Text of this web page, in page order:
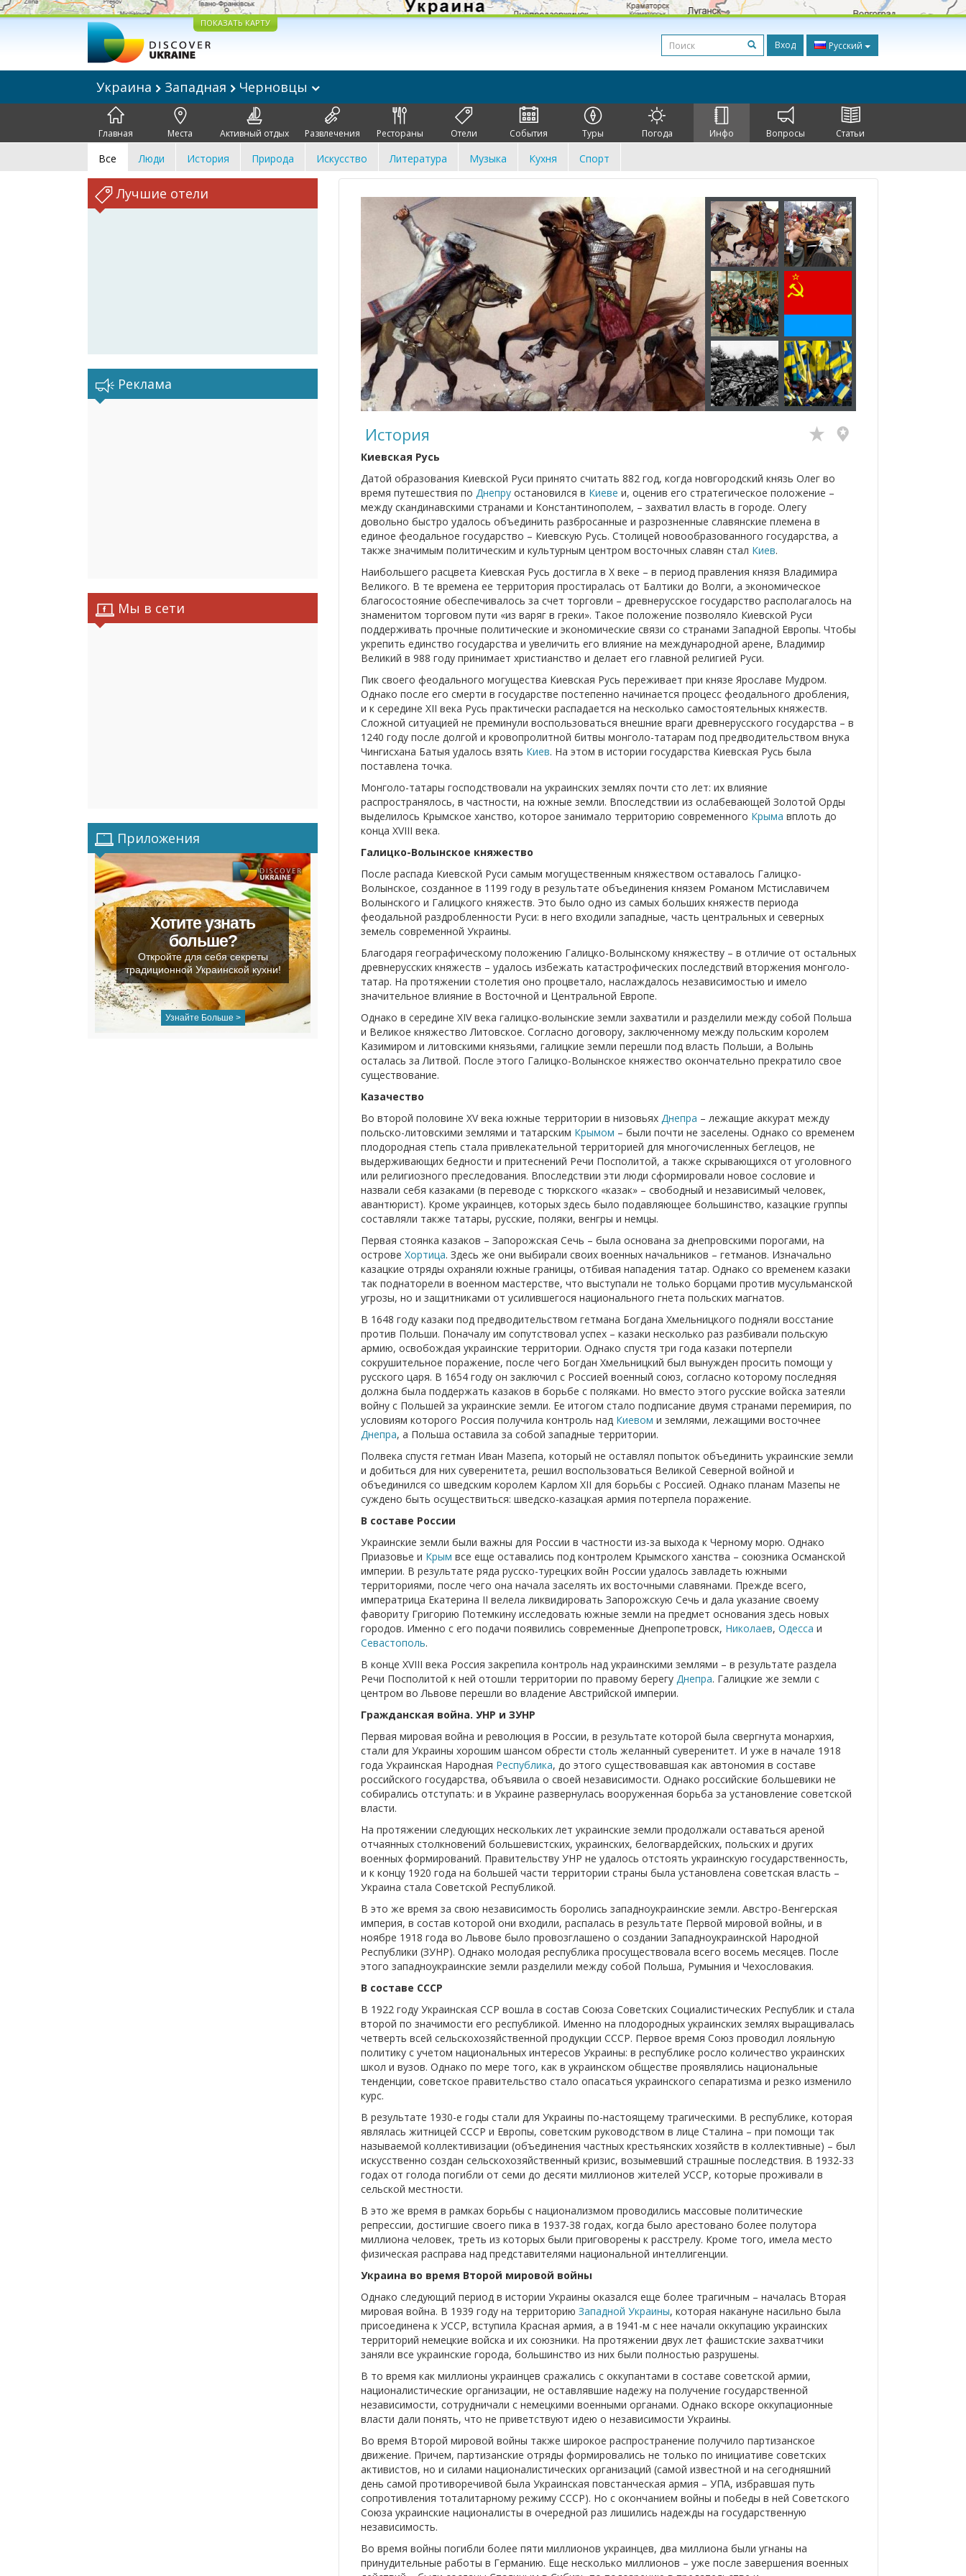
ПОКАЗАТЬ КАРТУ
Вход Русский
Украина Западная Черновцы
Главная Места Активный отдых Развлечения Рестораны Отели События Туры Погода Инфо Вопросы Статьи
Все Люди История Природа Искусство Литература Музыка Кухня Спорт
Лучшие отели
Реклама
Мы в сети
Приложения
Хотите узнать
больше?
Откройте для себя секреты
традиционной Украинской кухни!
Узнайте Больше >
История
Киевская Русь
Датой образования Киевской Руси принято считать 882 год, когда новгородский князь Олег во
время путешествия по Днепру остановился в Киеве и, оценив его стратегическое положение –
между скандинавскими странами и Константинополем, – захватил власть в городе. Олегу
довольно быстро удалось объединить разбросанные и разрозненные славянские племена в
единое феодальное государство – Киевскую Русь. Столицей новообразованного государства, а
также значимым политическим и культурным центром восточных славян стал Киев.
Наибольшего расцвета Киевская Русь достигла в Х веке – в период правления князя Владимира
Великого. В те времена ее территория простиралась от Балтики до Волги, а экономическое
благосостояние обеспечивалось за счет торговли – древнерусское государство располагалось на
знаменитом торговом пути «из варяг в греки». Такое положение позволяло Киевской Руси
поддерживать прочные политические и экономические связи со странами Западной Европы. Чтобы
укрепить единство государства и увеличить его влияние на международной арене, Владимир
Великий в 988 году принимает христианство и делает его главной религией Руси.
Пик своего феодального могущества Киевская Русь переживает при князе Ярославе Мудром.
Однако после его смерти в государстве постепенно начинается процесс феодального дробления,
и к середине XII века Русь практически распадается на несколько самостоятельных княжеств.
Сложной ситуацией не преминули воспользоваться внешние враги древнерусского государства – в
1240 году после долгой и кровопролитной битвы монголо-татарам под предводительством внука
Чингисхана Батыя удалось взять Киев. На этом в истории государства Киевская Русь была
поставлена точка.
Монголо-татары господствовали на украинских землях почти сто лет: их влияние
распространялось, в частности, на южные земли. Впоследствии из ослабевающей Золотой Орды
выделилось Крымское ханство, которое занимало территорию современного Крыма вплоть до
конца XVIII века.
Галицко-Волынское княжество
После распада Киевской Руси самым могущественным княжеством оставалось Галицко-
Волынское, созданное в 1199 году в результате объединения князем Романом Мстиславичем
Волынского и Галицкого княжеств. Это было одно из самых больших княжеств периода
феодальной раздробленности Руси: в него входили западные, часть центральных и северных
земель современной Украины.
Благодаря географическому положению Галицко-Волынскому княжеству – в отличие от остальных
древнерусских княжеств – удалось избежать катастрофических последствий вторжения монголо-
татар. На протяжении столетия оно процветало, наслаждалось независимостью и имело
значительное влияние в Восточной и Центральной Европе.
Однако в середине XIV века галицко-волынские земли захватили и разделили между собой Польша
и Великое княжество Литовское. Согласно договору, заключенному между польским королем
Казимиром и литовскими князьями, галицкие земли перешли под власть Польши, а Волынь
осталась за Литвой. После этого Галицко-Волынское княжество окончательно прекратило свое
существование.
Казачество
Во второй половине XV века южные территории в низовьях Днепра – лежащие аккурат между
польско-литовскими землями и татарским Крымом – были почти не заселены. Однако со временем
плодородная степь стала привлекательной территорией для многочисленных беглецов, не
выдерживающих бедности и притеснений Речи Посполитой, а также скрывающихся от уголовного
или религиозного преследования. Впоследствии эти люди сформировали новое сословие и
назвали себя казаками (в переводе с тюркского «казак» – свободный и независимый человек,
авантюрист). Кроме украинцев, которых здесь было подавляющее большинство, казацкие группы
составляли также татары, русские, поляки, венгры и немцы.
Первая стоянка казаков – Запорожская Сечь – была основана за днепровскими порогами, на
острове Хортица. Здесь же они выбирали своих военных начальников – гетманов. Изначально
казацкие отряды охраняли южные границы, отбивая нападения татар. Однако со временем казаки
так поднаторели в военном мастерстве, что выступали не только борцами против мусульманской
угрозы, но и защитниками от усилившегося национального гнета польских магнатов.
В 1648 году казаки под предводительством гетмана Богдана Хмельницкого подняли восстание
против Польши. Поначалу им сопутствовал успех – казаки несколько раз разбивали польскую
армию, освобождая украинские территории. Однако спустя три года казаки потерпели
сокрушительное поражение, после чего Богдан Хмельницкий был вынужден просить помощи у
русского царя. В 1654 году он заключил с Россией военный союз, согласно которому последняя
должна была поддержать казаков в борьбе с поляками. Но вместо этого русские войска затеяли
войну с Польшей за украинские земли. Ее итогом стало подписание двумя странами перемирия, по
условиям которого Россия получила контроль над Киевом и землями, лежащими восточнее
Днепра, а Польша оставила за собой западные территории.
Полвека спустя гетман Иван Мазепа, который не оставлял попыток объединить украинские земли
и добиться для них суверенитета, решил воспользоваться Великой Северной войной и
объединился со шведским королем Карлом XII для борьбы с Россией. Однако планам Мазепы не
суждено быть осуществиться: шведско-казацкая армия потерпела поражение.
В составе России
Украинские земли были важны для России в частности из-за выхода к Черному морю. Однако
Приазовье и Крым все еще оставались под контролем Крымского ханства – союзника Османской
империи. В результате ряда русско-турецких войн России удалось завладеть южными
территориями, после чего она начала заселять их восточными славянами. Прежде всего,
императрица Екатерина II велела ликвидировать Запорожскую Сечь и дала указание своему
фавориту Григорию Потемкину исследовать южные земли на предмет основания здесь новых
городов. Именно с его подачи появились современные Днепропетровск, Николаев, Одесса и
Севастополь.
В конце XVIII века Россия закрепила контроль над украинскими землями – в результате раздела
Речи Посполитой к ней отошли территории по правому берегу Днепра. Галицкие же земли с
центром во Львове перешли во владение Австрийской империи.
Гражданская война. УНР и ЗУНР
Первая мировая война и революция в России, в результате которой была свергнута монархия,
стали для Украины хорошим шансом обрести столь желанный суверенитет. И уже в начале 1918
года Украинская Народная Республика, до этого существовавшая как автономия в составе
российского государства, объявила о своей независимости. Однако российские большевики не
собирались отступать: и в Украине развернулась вооруженная борьба за установление советской
власти.
На протяжении следующих нескольких лет украинские земли продолжали оставаться ареной
отчаянных столкновений большевистских, украинских, белогвардейских, польских и других
военных формирований. Правительству УНР не удалось отстоять украинскую государственность,
и к концу 1920 года на большей части территории страны была установлена советская власть –
Украина стала Советской Республикой.
В это же время за свою независимость боролись западноукраинские земли. Австро-Венгерская
империя, в состав которой они входили, распалась в результате Первой мировой войны, и в
ноябре 1918 года во Львове было провозглашено о создании Западноукраинской Народной
Республики (ЗУНР). Однако молодая республика просуществовала всего восемь месяцев. После
этого западноукраинские земли разделили между собой Польша, Румыния и Чехословакия.
В составе СССР
В 1922 году Украинская ССР вошла в состав Союза Советских Социалистических Республик и стала
второй по значимости его республикой. Именно на плодородных украинских землях выращивалась
четверть всей сельскохозяйственной продукции СССР. Первое время Союз проводил лояльную
политику с учетом национальных интересов Украины: в республике росло количество украинских
школ и вузов. Однако по мере того, как в украинском обществе проявлялись национальные
тенденции, советское правительство стало опасаться украинского сепаратизма и резко изменило
курс.
В результате 1930-е годы стали для Украины по-настоящему трагическими. В республике, которая
являлась житницей СССР и Европы, советским руководством в лице Сталина – при помощи так
называемой коллективизации (объединения частных крестьянских хозяйств в коллективные) – был
искусственно создан сельскохозяйственный кризис, возымевший страшные последствия. В 1932-33
годах от голода погибли от семи до десяти миллионов жителей УССР, которые проживали в
сельской местности.
В это же время в рамках борьбы с национализмом проводились массовые политические
репрессии, достигшие своего пика в 1937-38 годах, когда было арестовано более полутора
миллиона человек, треть из которых были приговорены к расстрелу. Кроме того, имела место
физическая расправа над представителями национальной интеллигенции.
Украина во время Второй мировой войны
Однако следующий период в истории Украины оказался еще более трагичным – началась Вторая
мировая война. В 1939 году на территорию Западной Украины, которая накануне насильно была
присоединена к УССР, вступила Красная армия, а в 1941-м с нее начали оккупацию украинских
территорий немецкие войска и их союзники. На протяжении двух лет фашистские захватчики
заняли все украинские города, большинство из них были полностью разрушены.
В то время как миллионы украинцев сражались с оккупантами в составе советской армии,
националистические организации, не оставлявшие надежу на получение государственной
независимости, сотрудничали с немецкими военными органами. Однако вскоре оккупационные
власти дали понять, что не приветствуют идею о независимости Украины.
Во время Второй мировой войны также широкое распространение получило партизанское
движение. Причем, партизанские отряды формировались не только по инициативе советских
активистов, но и силами националистических организаций (самой известной и на сегодняшний
день самой противоречивой была Украинская повстанческая армия – УПА, избравшая путь
сопротивления тоталитарному режиму СССР). Но с окончанием войны и победы в ней Советского
Союза украинские националисты в очередной раз лишились надежды на государственную
независимость.
Во время войны погибли более пяти миллионов украинцев, два миллиона были угнаны на
принудительные работы в Германию. Еще несколько миллионов – уже после завершения военных